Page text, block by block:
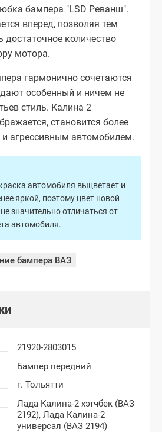
бампера "LSD Реванш".
вперед, позволяя тем
количество
мотора.
гармонично сочетаются
особенный и ничем не
стиль. Калина 2
становится более
агрессивным автомобилем.
автомобиля выцветает и
яркой, поэтому цвет новой
значительно отличаться от
автомобиля.
бампера ВАЗ
21920-2803015
Бампер передний
г. Тольятти
Лада Калина-2 хэтчбек (ВАЗ
2192),Лада Калина-2
универсал (ВАЗ 2194)